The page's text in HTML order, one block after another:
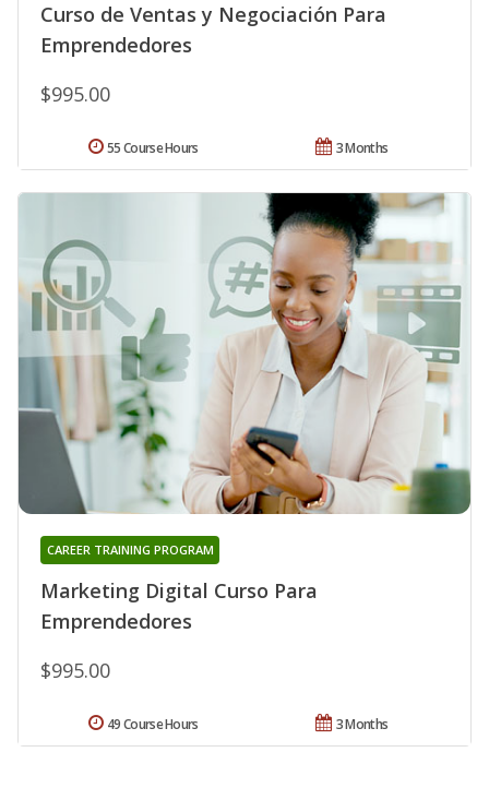
Curso de Ventas y Negociación Para
Emprendedores
$995.00
3 Months
55 Course Hours
Marketing Digital Curso Para
Emprendedores
CAREER TRAINING PROGRAM
$995.00
3 Months
49 Course Hours